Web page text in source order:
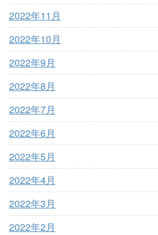
2022年11月
2022年10月
2022年9月
2022年8月
2022年7月
2022年6月
2022年5月
2022年4月
2022年3月
2022年2月